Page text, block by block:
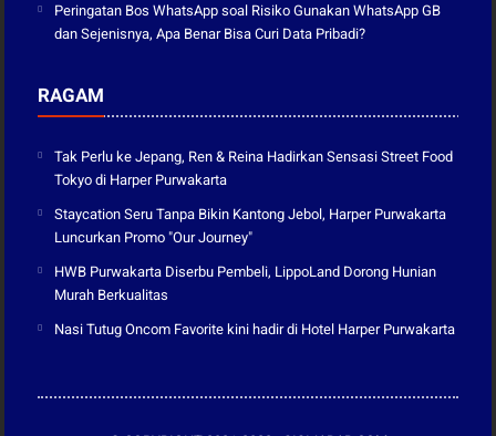
Peringatan Bos WhatsApp soal Risiko Gunakan WhatsApp GB
dan Sejenisnya, Apa Benar Bisa Curi Data Pribadi?
RAGAM
Tak Perlu ke Jepang, Ren & Reina Hadirkan Sensasi Street Food
Tokyo di Harper Purwakarta
Staycation Seru Tanpa Bikin Kantong Jebol, Harper Purwakarta
Luncurkan Promo "Our Journey"
HWB Purwakarta Diserbu Pembeli, LippoLand Dorong Hunian
Murah Berkualitas
Nasi Tutug Oncom Favorite kini hadir di Hotel Harper Purwakarta